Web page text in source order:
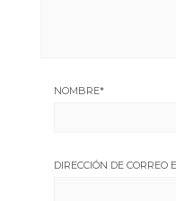
NOMBRE*
DIRECCIÓN DE CORREO